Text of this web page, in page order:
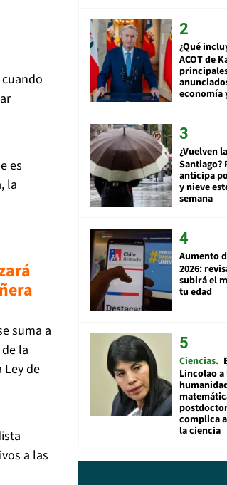
es
la
suma a
la
Ley de
a las
¿Qué
ACOT de
economía
¿Vuelven
Santiago?
anticipa
y nieve
semana
Aumento
2026:
subirá el
tu edad
Ciencias
Lincolao a
complica
la ciencia